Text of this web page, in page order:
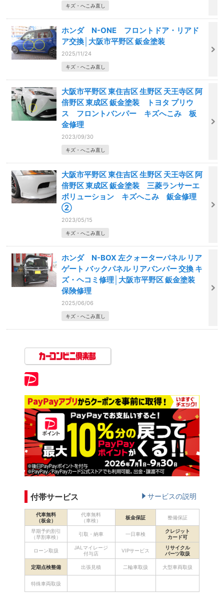
キズ・へこみ直し
ホンダ N-ONE フロントドア・リアド
ア交換│大阪市平野区 鈑金塗装
2025/11/24
キズ・へこみ直し
大阪市平野区 東住吉区 生野区 天王寺区 阿
倍野区 東成区 鈑金塗装 トヨタ プリウ
ス フロントバンパー キズへこみ 板
金修理
2023/09/30
キズ・へこみ直し
大阪市平野区 東住吉区 生野区 天王寺区 阿
倍野区 東成区 鈑金塗装 三菱ランサーエ
ボリューション キズへこみ 鈑金修理
②
2023/05/15
キズ・へこみ直し
ホンダ N-BOX 左クォーターパネル リア
ゲート バックパネル リアバンパー 交換 キ
ズ・ヘコミ修理│大阪市平野区 鈑金塗装
保険修理
2025/06/06
キズ・へこみ直し
付帯サービス サービスの説明
代車無料
（板金）
代車無料
（車検）
板金保証 整備保証
早期予約割引
（早割車検）
引取・納車 一日車検
クレジット
カード可
ローン取扱
JALマイレージ
付与店
VIPサービス
リサイクル
パーツ取扱
定期点検整備 出張見積 二輪車取扱 大型車両取扱
特殊車両取扱